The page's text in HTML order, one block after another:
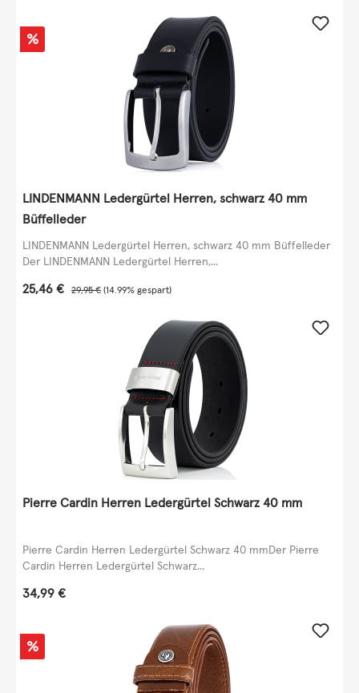
Rabatt
%
LINDENMANN Ledergürtel Herren, schwarz 40 mm
Büffelleder
LINDENMANN Ledergürtel Herren, schwarz 40 mm Büffelleder
Der LINDENMANN Ledergürtel Herren,...
Verkaufspreis:
25,46 € Regulärer Preis:
29,95 € (14.99% gespart)
Pierre Cardin Herren Ledergürtel Schwarz 40 mm
Pierre Cardin Herren Ledergürtel Schwarz 40 mmDer Pierre
Cardin Herren Ledergürtel Schwarz...
Regulärer Preis:
34,99 €
Rabatt
%